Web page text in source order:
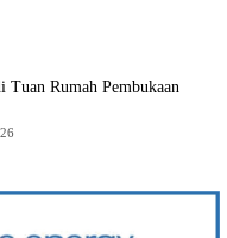
Tuan Rumah Pembukaan